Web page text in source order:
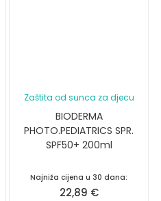
Zaštita od sunca za djecu
BIODERMA
PHOTO.PEDIATRICS SPR.
SPF50+ 200ml
Najniža cijena u 30 dana:
22,89 €